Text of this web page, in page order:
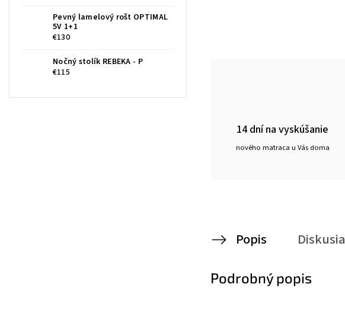
Pevný lamelový rošt OPTIMAL
5V 1+1
€130
Nočný stolík REBEKA - P
€115
14 dní na vyskúšanie
nového matraca u Vás doma
Popis Diskusia
Podrobný popis